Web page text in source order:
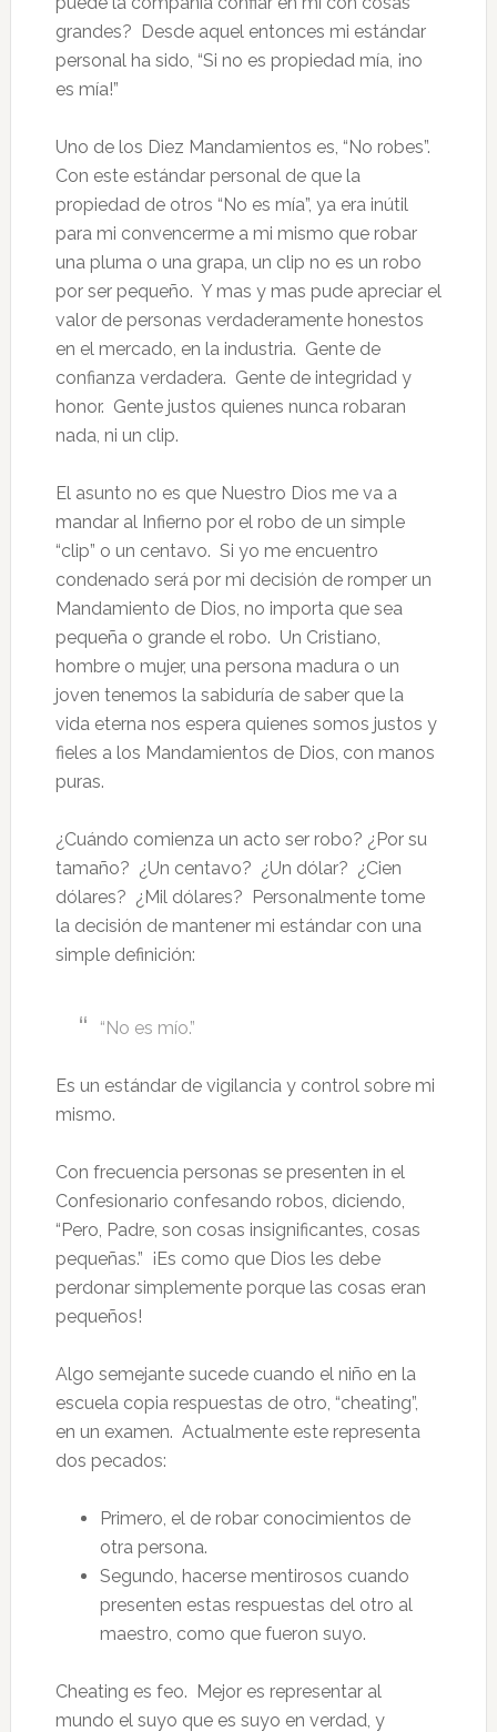
grandes? Desde aquel entonces mi estándar
personal ha sido, “Si no es propiedad mía, ¡no
es mía!”
Uno de los Diez Mandamientos es, “No robes”.
Con este estándar personal de que la
propiedad de otros “No es mía”, ya era inútil
para mi convencerme a mi mismo que robar
una pluma o una grapa, un clip no es un robo
por ser pequeño. Y mas y mas pude apreciar el
valor de personas verdaderamente honestos
en el mercado, en la industria. Gente de
confianza verdadera. Gente de integridad y
honor. Gente justos quienes nunca robaran
nada, ni un clip.
El asunto no es que Nuestro Dios me va a
mandar al Infierno por el robo de un simple
“clip” o un centavo. Si yo me encuentro
condenado será por mi decisión de romper un
Mandamiento de Dios, no importa que sea
pequeña o grande el robo. Un Cristiano,
hombre o mujer, una persona madura o un
joven tenemos la sabiduría de saber que la
vida eterna nos espera quienes somos justos y
fieles a los Mandamientos de Dios, con manos
puras.
¿Cuándo comienza un acto ser robo? ¿Por su
tamaño? ¿Un centavo? ¿Un dólar? ¿Cien
dólares? ¿Mil dólares? Personalmente tome
la decisión de mantener mi estándar con una
simple definición:
“No es mío.”
Es un estándar de vigilancia y control sobre mi
mismo.
Con frecuencia personas se presenten in el
Confesionario confesando robos, diciendo,
“Pero, Padre, son cosas insignificantes, cosas
pequeñas.” ¡Es como que Dios les debe
perdonar simplemente porque las cosas eran
pequeños!
Algo semejante sucede cuando el niño en la
escuela copia respuestas de otro, “cheating”,
en un examen. Actualmente este representa
dos pecados:
Primero, el de robar conocimientos de
otra persona.
Segundo, hacerse mentirosos cuando
presenten estas respuestas del otro al
maestro, como que fueron suyo.
Cheating es feo. Mejor es representar al
mundo el suyo que es suyo en verdad, y